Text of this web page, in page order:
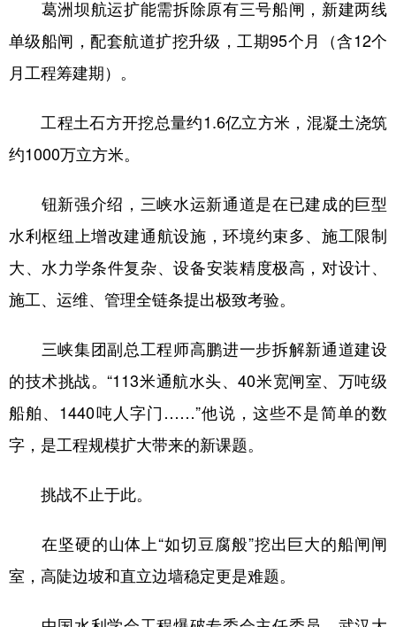
葛洲坝航运扩能需拆除原有三号船闸，新建两线
单级船闸，配套航道扩挖升级，工期95个月（含12个
月工程筹建期）。
工程土石方开挖总量约1.6亿立方米，混凝土浇筑
约1000万立方米。
钮新强介绍，三峡水运新通道是在已建成的巨型
水利枢纽上增改建通航设施，环境约束多、施工限制
大、水力学条件复杂、设备安装精度极高，对设计、
施工、运维、管理全链条提出极致考验。
三峡集团副总工程师高鹏进一步拆解新通道建设
的技术挑战。“113米通航水头、40米宽闸室、万吨级
船舶、1440吨人字门……”他说，这些不是简单的数
字，是工程规模扩大带来的新课题。
挑战不止于此。
在坚硬的山体上“如切豆腐般”挖出巨大的船闸闸
室，高陡边坡和直立边墙稳定更是难题。